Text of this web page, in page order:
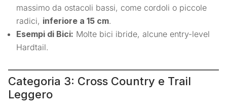
massimo da ostacoli bassi, come cordoli o piccole
radici, inferiore a 15 cm.
Esempi di Bici: Molte bici ibride, alcune entry-level
Hardtail.
Categoria 3: Cross Country e Trail
Leggero